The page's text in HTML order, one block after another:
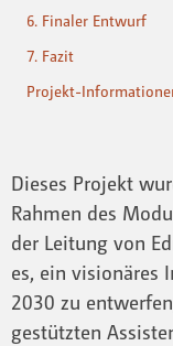
6. Finaler Entwurf
7. Fazit
Projekt-
Dieses Projekt
Rahmen des
der Leitung von
es, ein visionäres
2030 zu
gestützten